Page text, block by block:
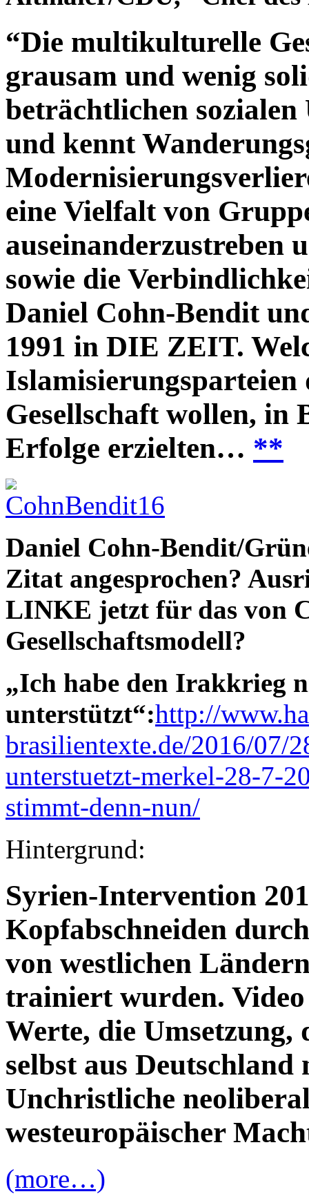
“Die multikulturelle
grausam und wenig
beträchtlichen
und kennt
eine Vielfalt von
auseinanderzustreben
sowie die
Daniel Cohn-Bendit
1991 in DIE ZEIT.
Gesellschaft wollen, in
Erfolge erzielten… **
Daniel Cohn-Bendit/
Zitat angesprochen?
LINKE jetzt für das von
Gesellschaftsmodell?
„Ich habe den Irakkrieg
unterstützt“:http://
brasilientexte.de/2016/07/
unterstuetzt-merkel-28-7-
stimmt-denn-nun/
Hintergrund:
Syrien-Intervention
Kopfabschneiden
von westlichen
trainiert wurden.
Werte, die Umsetzung,
selbst aus Deutschland
Unchristliche
westeuropäischer
(more…)